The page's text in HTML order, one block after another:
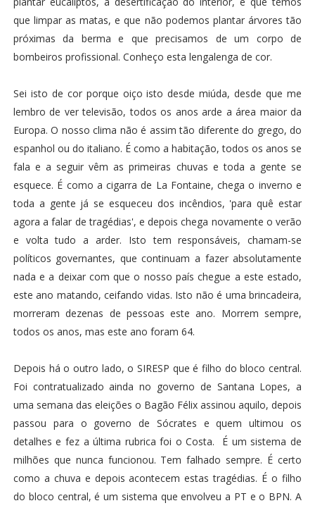
que limpar as matas, e que não podemos plantar árvores tão
próximas da berma e que precisamos de um corpo de
bombeiros profissional. Conheço esta lengalenga de cor.
Sei isto de cor porque oiço isto desde miúda, desde que me
lembro de ver televisão, todos os anos arde a área maior da
Europa. O nosso clima não é assim tão diferente do grego, do
espanhol ou do italiano. É como a habitação, todos os anos se
fala e a seguir vêm as primeiras chuvas e toda a gente se
esquece. É como a cigarra de La Fontaine, chega o inverno e
toda a gente já se esqueceu dos incêndios, 'para quê estar
agora a falar de tragédias', e depois chega novamente o verão
e volta tudo a arder. Isto tem responsáveis, chamam-se
políticos governantes, que continuam a fazer absolutamente
nada e a deixar com que o nosso país chegue a este estado,
este ano matando, ceifando vidas. Isto não é uma brincadeira,
morreram dezenas de pessoas este ano. Morrem sempre,
todos os anos, mas este ano foram 64.
Depois há o outro lado, o SIRESP que é filho do bloco central.
Foi contratualizado ainda no governo de Santana Lopes, a
uma semana das eleições o Bagão Félix assinou aquilo, depois
passou para o governo de Sócrates e quem ultimou os
detalhes e fez a última rubrica foi o Costa. É um sistema de
milhões que nunca funcionou. Tem falhado sempre. É certo
como a chuva e depois acontecem estas tragédias. É o filho
do bloco central, é um sistema que envolveu a PT e o BPN. A